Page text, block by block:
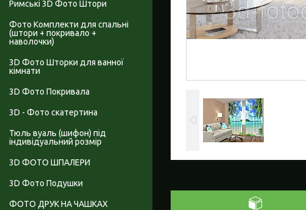
Римські 3D Фото Штори
Фото Комплекти для спальні
(штори + покривало +
наволочки)
3D Фото Шторки для ванної
кімнати
3D Фото Покривала
3D - Фото скатертина
Тюль вуаль (шифон) під
індивідуальний розмір
3D ФОТО ШПАЛЕРИ
3D Фото Подушки
ФОТО ДРУК НА ЧАШКАХ